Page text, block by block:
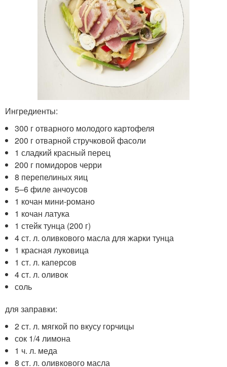
Ингредиенты:
300 г отварного молодого картофеля
200 г отварной стручковой фасоли
1 сладкий красный перец
200 г помидоров черри
8 перепелиных яиц
5–6 филе анчоусов
1 кочан мини-романо
1 кочан латука
1 стейк тунца (200 г)
4 ст. л. оливкового масла для жарки тунца
1 красная луковица
1 ст. л. каперсов
4 ст. л. оливок
соль
для заправки:
2 ст. л. мягкой по вкусу горчицы
сок 1/4 лимона
1 ч. л. меда
8 ст. л. оливкового масла